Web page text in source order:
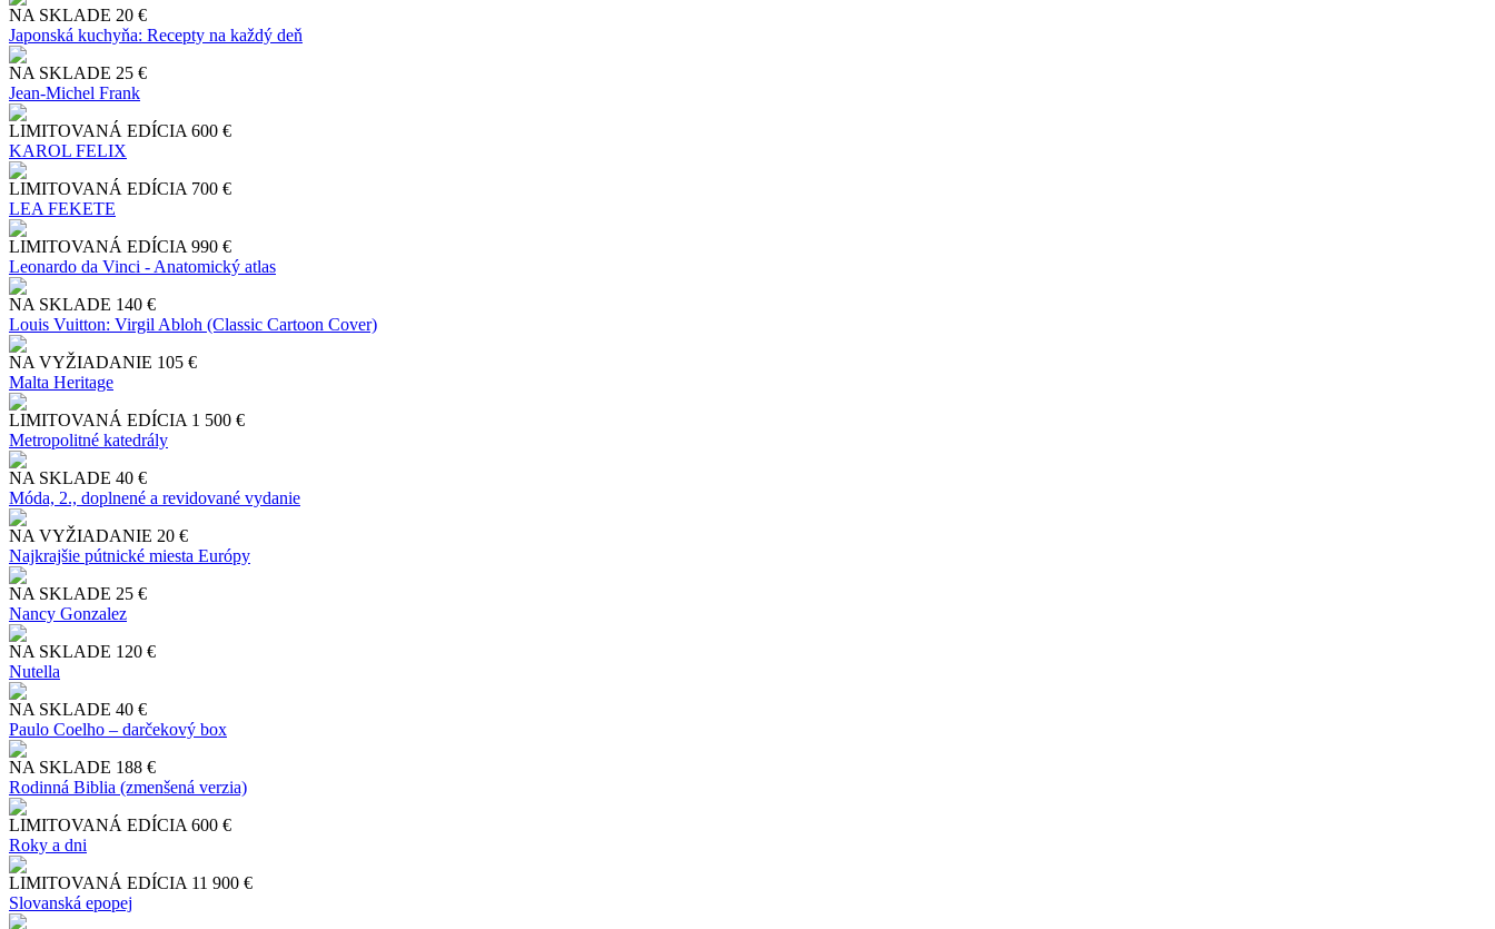
NA SKLADE 20 €
Japonská kuchyňa: Recepty na každý deň
NA SKLADE 25 €
Jean-Michel Frank
LIMITOVANÁ EDÍCIA 600 €
KAROL FELIX
LIMITOVANÁ EDÍCIA 700 €
LEA FEKETE
LIMITOVANÁ EDÍCIA 990 €
Leonardo da Vinci - Anatomický atlas
NA SKLADE 140 €
Louis Vuitton: Virgil Abloh (Classic Cartoon Cover)
NA VYŽIADANIE 105 €
Malta Heritage
LIMITOVANÁ EDÍCIA 1 500 €
Metropolitné katedrály
NA SKLADE 40 €
Móda, 2., doplnené a revidované vydanie
NA VYŽIADANIE 20 €
Najkrajšie pútnické miesta Európy
NA SKLADE 25 €
Nancy Gonzalez
NA SKLADE 120 €
Nutella
NA SKLADE 40 €
Paulo Coelho – darčekový box
NA SKLADE 188 €
Rodinná Biblia (zmenšená verzia)
LIMITOVANÁ EDÍCIA 600 €
Roky a dni
LIMITOVANÁ EDÍCIA 11 900 €
Slo​vanská epopej